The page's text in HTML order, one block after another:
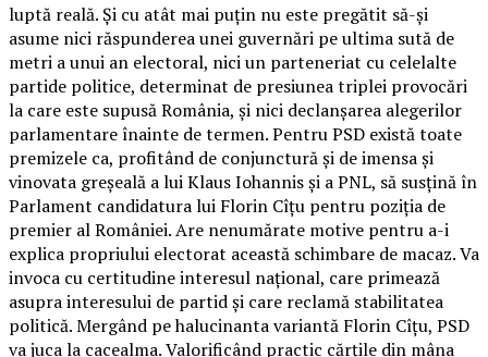
luptă reală. Și cu atât mai puțin nu este pregătit să-și
asume nici răspunderea unei guvernări pe ultima sută de
metri a unui an electoral, nici un parteneriat cu celelalte
partide politice, determinat de presiunea triplei provocări
la care este supusă România, și nici declanșarea alegerilor
parlamentare înainte de termen. Pentru PSD există toate
premizele ca, profitând de conjunctură și de imensa și
vinovata greșeală a lui Klaus Iohannis și a PNL, să susțină în
Parlament candidatura lui Florin Cîțu pentru poziția de
premier al României. Are nenumărate motive pentru a-i
explica propriului electorat această schimbare de macaz. Va
invoca cu certitudine interesul național, care primează
asupra interesului de partid și care reclamă stabilitatea
politică. Mergând pe halucinanta variantă Florin Cîțu, PSD
va juca la cacealma. Valorificând practic cărțile din mâna